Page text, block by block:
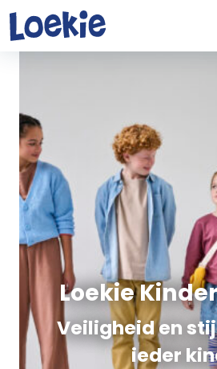
Naar hoofdinhoud
Loekie
Veiligheid en
ieder